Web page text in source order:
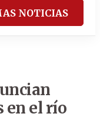
NOTICIAS
en el río